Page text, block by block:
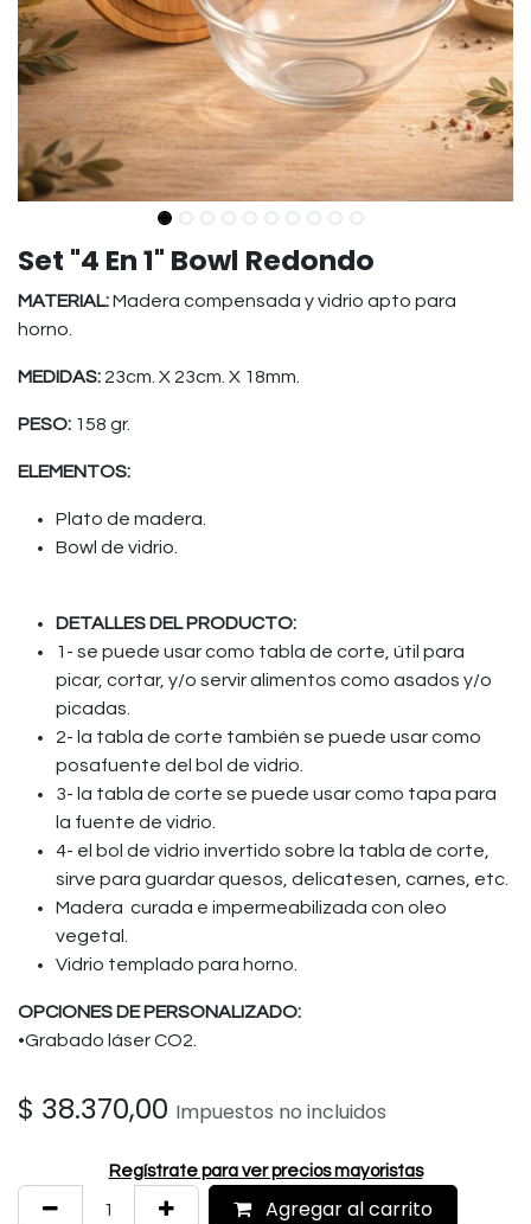
Set "4 En 1" Bowl Redondo
MATERIAL:Madera compensada y vidrio apto para
horno.
MEDIDAS: 23cm. X 23cm. X 18mm.
PESO: 158 gr.
ELEMENTOS:
Plato de madera.
Bowl de vidrio.
DETALLES DEL PRODUCTO:
1- se puede usar como tabla de corte, útil para
picar, cortar, y/o servir alimentos como asados y/o
picadas.
2- la tabla de corte también se puede usar como
posafuente del bol de vidrio.
3- la tabla de corte se puede usar como tapa para
la fuente de vidrio.
4- el bol de vidrio invertido sobre la tabla de corte,
sirve para guardar quesos, delicatesen, carnes, etc.
Madera curada e impermeabilizada con oleo
vegetal.
Vidrio templado para horno.
OPCIONES DE PERSONALIZADO:
•Grabado láser CO2.
$ 38.370,00 Impuestos no incluidos
Regístrate para ver precios mayoristas
Agregar al carrito